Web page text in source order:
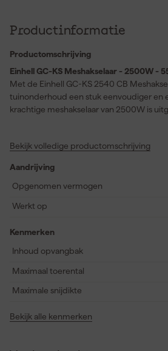
Productinformatie
Productomschrijving
Einhell GC-KS Meshakselaar - 2500W -
Met de Einhell GC-KS 2540 CB
tuinonderhoud een stuk eenvoudiger en
krachtige meshakselaar van 2500W is
vulopening die het invoeren van takken
motor, terwijl de neerklapbare trechter
veiligheidsvergrendeling bijdraagt aan
opvangbak voorkomt ongewenste
verplaats je het apparaat eenvoudig door
meegeleverde duwstok helpt je om
prettig en veilig.
Bekijk volledige productomschrijving
Aandrijving
Opgenomen vermogen
Werkt op
Kenmerken
Inhoud opvangbak
Maximaal toerental
Maximale snijdikte
Bekijk alle kenmerken